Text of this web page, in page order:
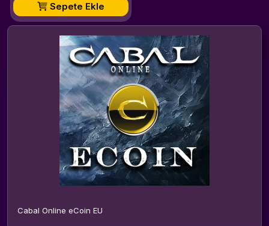
Sepete Ekle
Cabal Online eCoin EU